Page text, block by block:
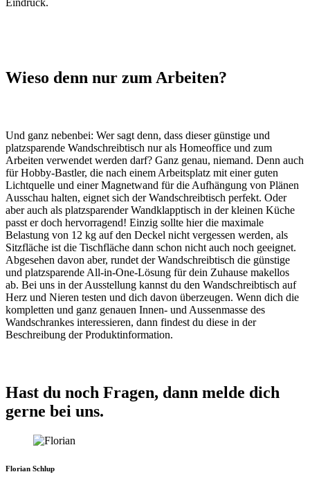
Eindruck.
Wieso denn nur zum Arbeiten?
Und ganz nebenbei: Wer sagt denn, dass dieser günstige und
platzsparende Wandschreibtisch nur als Homeoffice und zum
Arbeiten verwendet werden darf? Ganz genau, niemand. Denn auch
für Hobby-Bastler, die nach einem Arbeitsplatz mit einer guten
Lichtquelle und einer Magnetwand für die Aufhängung von Plänen
Ausschau halten, eignet sich der Wandschreibtisch perfekt. Oder
aber auch als platzsparender Wandklapptisch in der kleinen Küche
passt er doch hervorragend! Einzig sollte hier die maximale
Belastung von 12 kg auf den Deckel nicht vergessen werden, als
Sitzfläche ist die Tischfläche dann schon nicht auch noch geeignet.
Abgesehen davon aber, rundet der Wandschreibtisch die günstige
und platzsparende All-in-One-Lösung für dein Zuhause makellos
ab. Bei uns in der Ausstellung kannst du den Wandschreibtisch auf
Herz und Nieren testen und dich davon überzeugen. Wenn dich die
kompletten und ganz genauen Innen- und Aussenmasse des
Wandschrankes interessieren, dann findest du diese in der
Beschreibung der Produktinformation.
Hast du noch Fragen, dann melde dich
gerne bei uns.
Florian Schlup